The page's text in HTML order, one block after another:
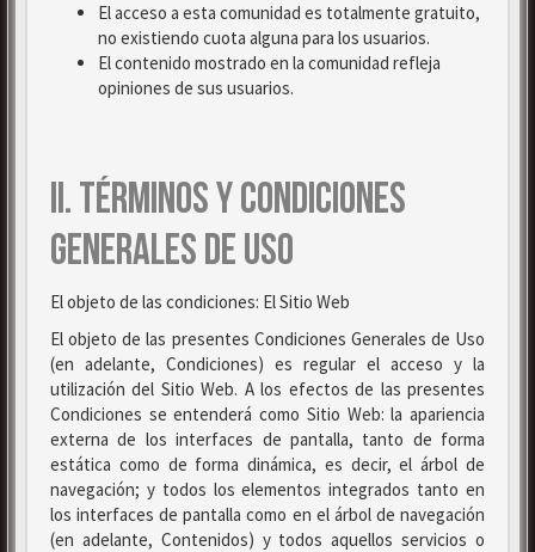
El acceso a esta comunidad es totalmente gratuito,
no existiendo cuota alguna para los usuarios.
El contenido mostrado en la comunidad refleja
opiniones de sus usuarios.
II. TÉRMINOS Y CONDICIONES
GENERALES DE USO
El objeto de las condiciones: El Sitio Web
El objeto de las presentes Condiciones Generales de Uso
(en adelante, Condiciones) es regular el acceso y la
utilización del Sitio Web. A los efectos de las presentes
Condiciones se entenderá como Sitio Web: la apariencia
externa de los interfaces de pantalla, tanto de forma
estática como de forma dinámica, es decir, el árbol de
navegación; y todos los elementos integrados tanto en
los interfaces de pantalla como en el árbol de navegación
(en adelante, Contenidos) y todos aquellos servicios o